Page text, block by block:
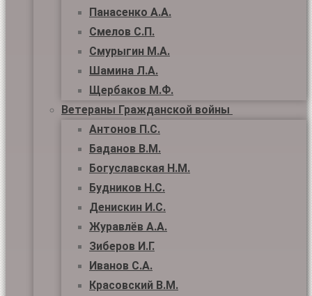
Панасенко А.А.
Смелов С.П.
Смурыгин М.А.
Шамина Л.А.
Щербаков М.Ф.
Ветераны Гражданской войны
Антонов П.С.
Баданов В.М.
Богуславская Н.М.
Будников Н.С.
Денискин И.С.
Журавлёв А.А.
Зиберов И.Г.
Иванов С.А.
Красовский В.М.